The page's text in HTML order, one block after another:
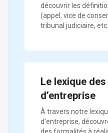
découvrir les
(appel, vice de
tribunal judiciaire,
Le lexique
d’entreprise
À travers notre
d’entreprise,